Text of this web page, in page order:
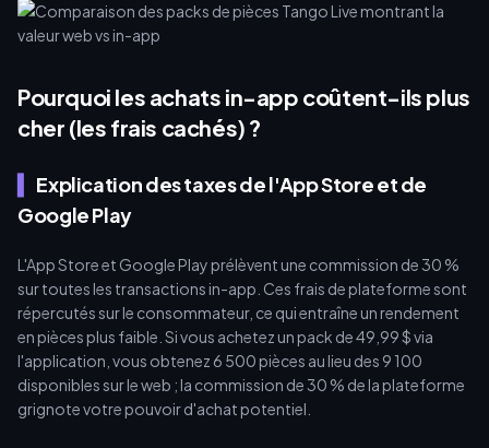
Pourquoi les achats in-app coûtent-ils plus
cher (les frais cachés) ?
Explication des taxes de l'App Store et de
Google Play
L'App Store et Google Play prélèvent une commission de 30 %
sur toutes les transactions in-app. Ces frais de plateforme sont
répercutés sur le consommateur, ce qui entraîne un rendement
en pièces plus faible. Si vous achetez un pack de 49,99 $ via
l'application, vous obtenez 6 500 pièces au lieu des 9 100
disponibles sur le web ; la commission de 30 % de la plateforme
grignote votre pouvoir d'achat potentiel.